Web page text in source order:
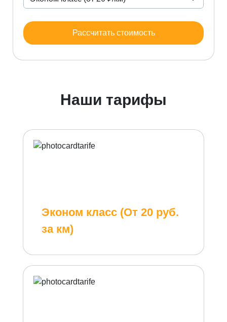
Рассчитать стоимость
Наши тарифы
Эконом класс (От 20 руб.
за км)